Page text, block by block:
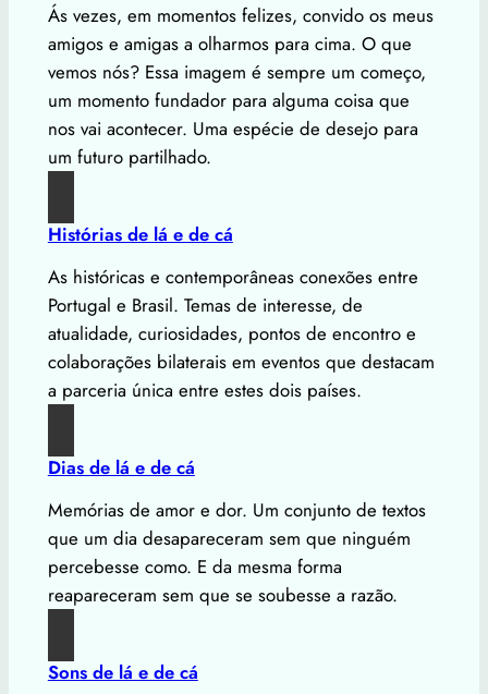
Ás vezes, em momentos felizes, convido os meus
amigos e amigas a olharmos para cima. O que
vemos nós? Essa imagem é sempre um começo,
um momento fundador para alguma coisa que
nos vai acontecer. Uma espécie de desejo para
um futuro partilhado.
Histórias de lá e de cá
As históricas e contemporâneas conexões entre
Portugal e Brasil. Temas de interesse, de
atualidade, curiosidades, pontos de encontro e
colaborações bilaterais em eventos que destacam
a parceria única entre estes dois países.
Dias de lá e de cá
Memórias de amor e dor. Um conjunto de textos
que um dia desapareceram sem que ninguém
percebesse como. E da mesma forma
reapareceram sem que se soubesse a razão.
Sons de lá e de cá